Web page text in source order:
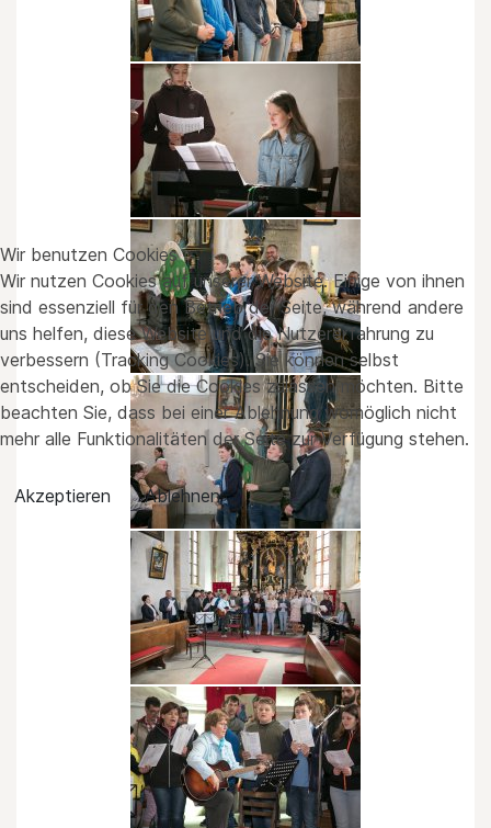
Wir benutzen Cookies
Wir nutzen Cookies auf unserer Website. Einige von ihnen
sind essenziell für den Betrieb der Seite, während andere
uns helfen, diese Website und die Nutzererfahrung zu
verbessern (Tracking Cookies). Sie können selbst
entscheiden, ob Sie die Cookies zulassen möchten. Bitte
beachten Sie, dass bei einer Ablehnung womöglich nicht
mehr alle Funktionalitäten der Seite zur Verfügung stehen.
Akzeptieren Ablehnen